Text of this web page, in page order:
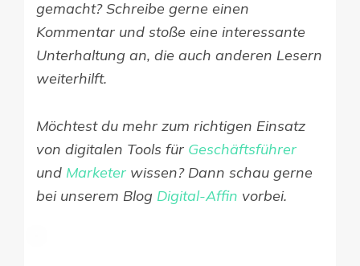
gemacht? Schreibe gerne einen
Kommentar und stoße eine interessante
Unterhaltung an, die auch anderen Lesern
weiterhilft.
Möchtest du mehr zum richtigen Einsatz
von digitalen Tools für Geschäftsführer
und Marketer wissen? Dann schau gerne
bei unserem Blog Digital-Affin vorbei.